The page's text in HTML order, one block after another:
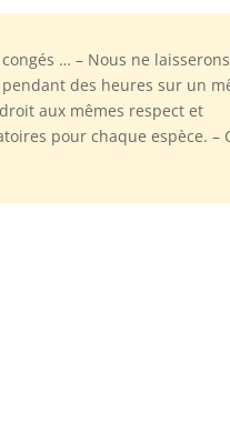
… – Nous ne
des heures sur un
aux mêmes respect et
pour chaque espèce. –